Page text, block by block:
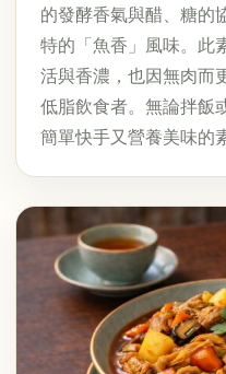
的發酵香氣與醋、糖的
特的「魚香」風味。此
活與香濃，也因無肉而
低脂飲食者。無論拌飯
簡單快手又營養美味的